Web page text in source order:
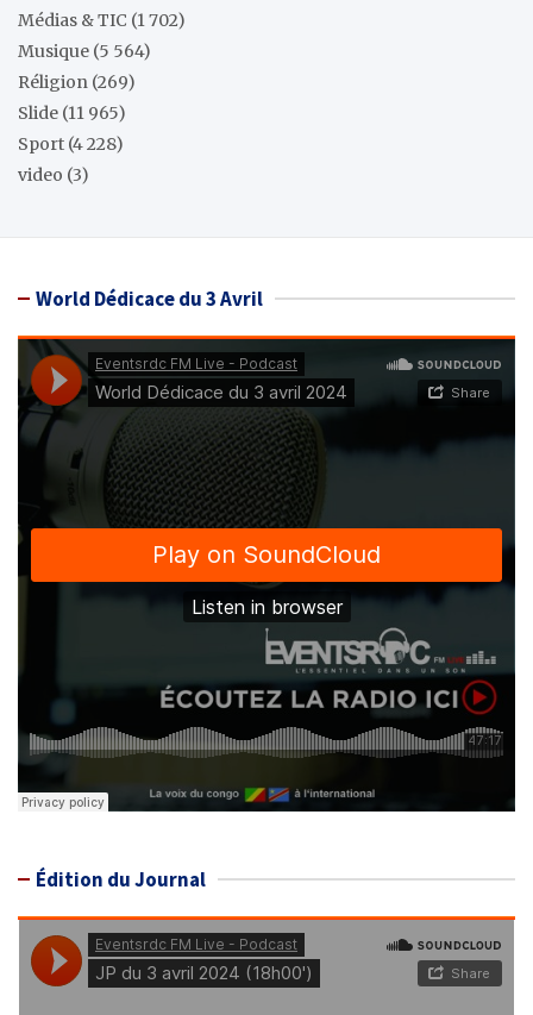
Médias & TIC (1 702)
Musique (5 564)
Réligion (269)
Slide (11 965)
Sport (4 228)
video (3)
World Dédicace du 3 Avril
Édition du Journal